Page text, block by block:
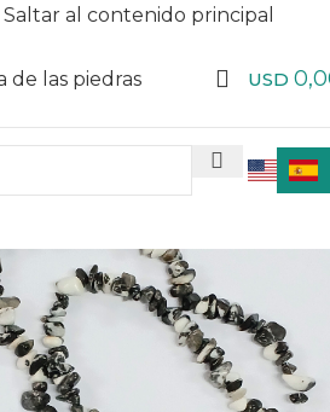
Saltar al contenido principal
USD